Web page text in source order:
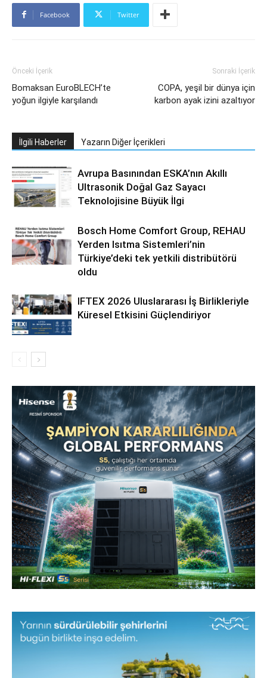
Facebook Twitter
Önceki İçerik
Bomaksan EuroBLECH’te
yoğun ilgiyle karşılandı
Sonraki İçerik
COPA, yeşil bir dünya için
karbon ayak izini azaltıyor
İlgili Haberler Yazarın Diğer İçerikleri
Avrupa Basınından ESKA’nın Akıllı
Ultrasonik Doğal Gaz Sayacı
Teknolojisine Büyük İlgi
Bosch Home Comfort Group, REHAU
Yerden Isıtma Sistemleri’nin
Türkiye’deki tek yetkili distribütörü
oldu
IFTEX 2026 Uluslararası İş Birlikleriyle
Küresel Etkisini Güçlendiriyor